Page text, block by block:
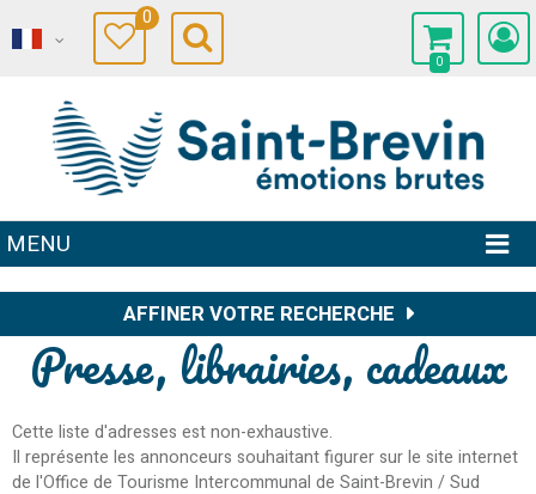
0
0
MENU
AFFINER VOTRE RECHERCHE
Presse, librairies, cadeaux
Cette liste d'adresses est non-exhaustive.
Il représente les annonceurs souhaitant figurer sur le site internet
de l'Office de Tourisme Intercommunal de Saint-Brevin / Sud